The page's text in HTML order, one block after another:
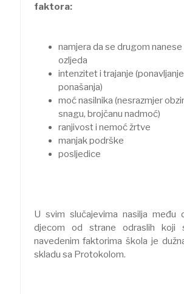
faktora:
namjera da se drugom
ozljeda
intenzitet i trajanje
ponašanja)
moć nasilnika (nesrazmjer
snagu, brojčanu nadmoć)
ranjivost i nemoć žrtve
manjak podrške
posljedice
U svim slučajevima nasilja među
djecom od strane odraslih koji
navedenim faktorima škola je
skladu sa Protokolom.